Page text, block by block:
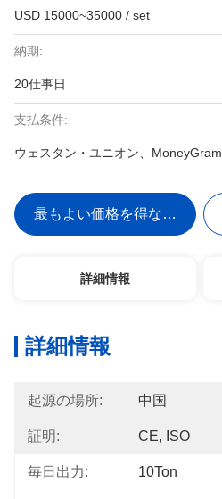
USD 15000~35000 / set
納期:
20仕事日
支払条件:
ウェスタン・ユニオン、
最もよい価格を得なさい
詳細情報
詳細情報
起源の場所: 中国
証明: CE, ISO
毎日出力: 10Ton